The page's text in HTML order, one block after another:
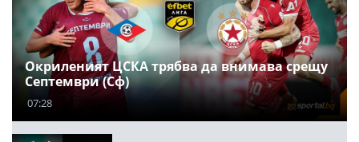
Окриленият ЦСКА трябва да внимава срещу
Септември (Сф)
07:28